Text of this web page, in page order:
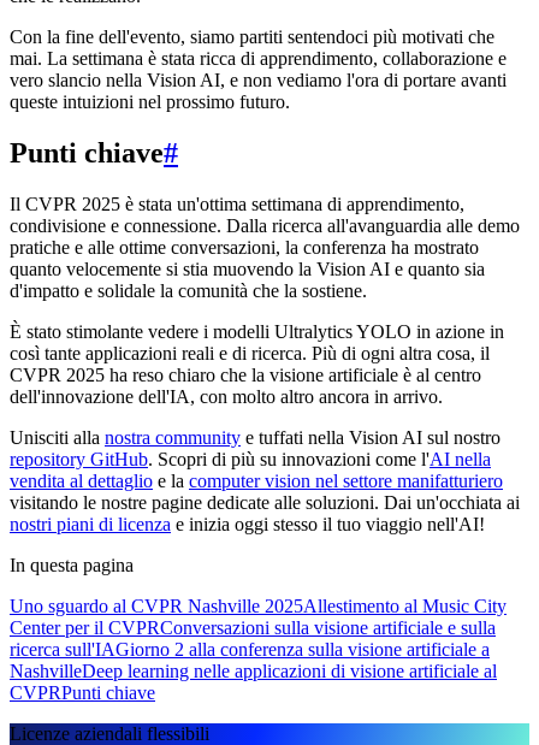
Con la fine dell'evento, siamo partiti sentendoci più motivati che
mai. La settimana è stata ricca di apprendimento, collaborazione e
vero slancio nella Vision AI, e non vediamo l'ora di portare avanti
queste intuizioni nel prossimo futuro.
Punti chiave#
Il CVPR 2025 è stata un'ottima settimana di apprendimento,
condivisione e connessione. Dalla ricerca all'avanguardia alle demo
pratiche e alle ottime conversazioni, la conferenza ha mostrato
quanto velocemente si stia muovendo la Vision AI e quanto sia
d'impatto e solidale la comunità che la sostiene.
È stato stimolante vedere i modelli Ultralytics YOLO in azione in
così tante applicazioni reali e di ricerca. Più di ogni altra cosa, il
CVPR 2025 ha reso chiaro che la visione artificiale è al centro
dell'innovazione dell'IA, con molto altro ancora in arrivo.
Unisciti alla nostra community e tuffati nella Vision AI sul nostro
repository GitHub. Scopri di più su innovazioni come l'AI nella
vendita al dettaglio e la computer vision nel settore manifatturiero
visitando le nostre pagine dedicate alle soluzioni. Dai un'occhiata ai
nostri piani di licenza e inizia oggi stesso il tuo viaggio nell'AI!
In questa pagina
Uno sguardo al CVPR Nashville 2025Allestimento al Music City
Center per il CVPRConversazioni sulla visione artificiale e sulla
ricerca sull'IAGiorno 2 alla conferenza sulla visione artificiale a
NashvilleDeep learning nelle applicazioni di visione artificiale al
CVPRPunti chiave
Licenze aziendali flessibili